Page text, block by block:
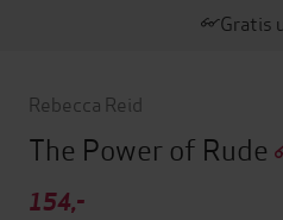
Gratis
Rebecca Reid
The Power of Rude
154,-